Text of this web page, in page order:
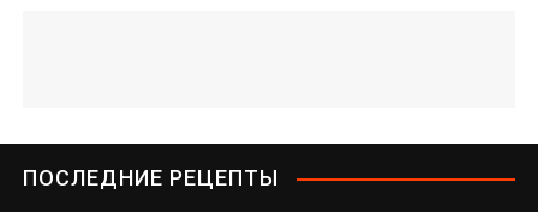
ПОСЛЕДНИЕ РЕЦЕПТЫ